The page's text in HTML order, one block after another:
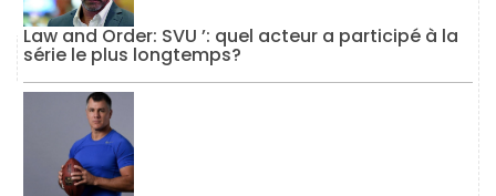
Law and Order: SVU ’: quel acteur a participé à la
série le plus longtemps?